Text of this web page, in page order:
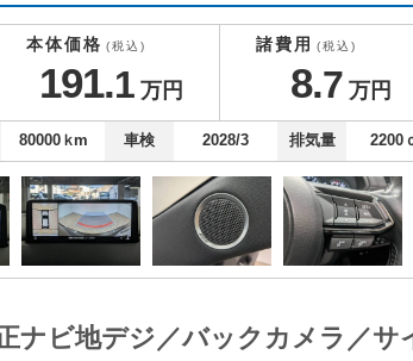
本体価格 (税込)
191.1 万円
諸費用 (税込)
8.7 万円
80000ｋm 車検 2028/3 排気量 2200
ビ地デジ／バックカメラ／サ